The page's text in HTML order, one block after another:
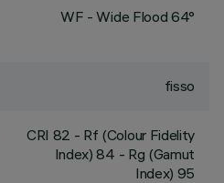
WF - Wide Flood 64°
fisso
CRI 82 - Rf (Colour Fidelity
Index) 84 - Rg (Gamut
Index) 95